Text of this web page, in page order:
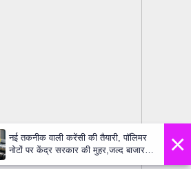
×
नई तकनीक वाली करेंसी की तैयारी, पॉलिमर
नोटों पर केंद्र सरकार की मुहर,जल्द बाजार में
दिखेंगे प्लास्टिक के ₹10 और ₹20 के नोट -